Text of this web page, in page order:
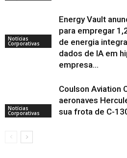
Notícias
Corporativas
Energy Vault
para empregar
de energia
dados de IA em
empresa...
Notícias
Corporativas
Coulson Aviation
aeronaves
sua frota de C-